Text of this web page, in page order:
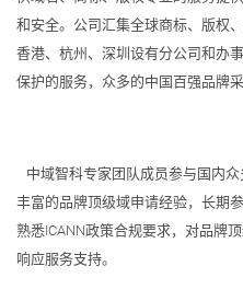
和安全。公司汇集全球商标、版权
香港、杭州、深圳设有分公司和办
保护的服务，众多的中国百强品牌
中域智科专家团队成员参与国内
丰富的品牌顶级域申请经验，长期
熟悉ICANN政策合规要求，对品牌
响应服务支持。